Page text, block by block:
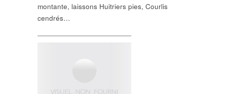
montante, laissons Huitriers pies, Courlis
cendrés…